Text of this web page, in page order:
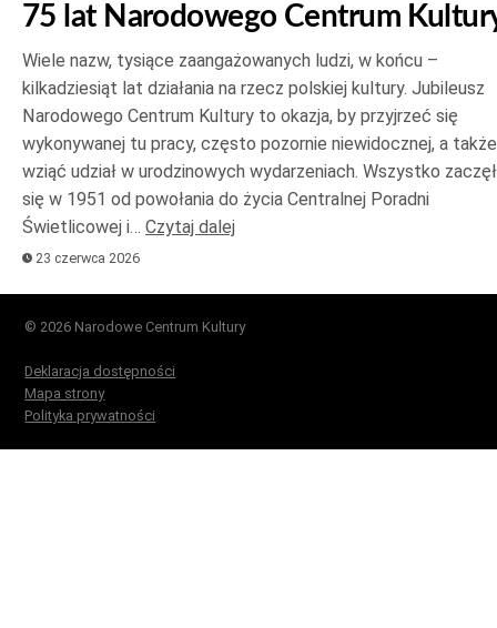
75 lat Narodowego Centrum
Wiele nazw, tysiące zaangażowanych ludzi, w końcu –
kilkadziesiąt lat działania na rzecz polskiej kultury. Jubileusz
Narodowego Centrum Kultury to okazja, by przyjrzeć się
wykonywanej tu pracy, często pozornie niewidocznej, a także
wziąć udział w urodzinowych wydarzeniach. Wszystko
się w 1951 od powołania do życia Centralnej Poradni
Świetlicowej i… Czytaj dalej
23 czerwca 2026
© 2026 Narodowe Centrum Kultury
Deklaracja dostępności
Mapa strony
Polityka prywatności